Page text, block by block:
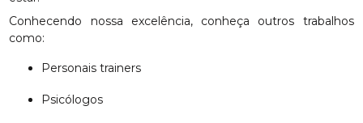
Conhecendo nossa excelência, conheça outros trabalhos
como:
Personais trainers
Psicólogos